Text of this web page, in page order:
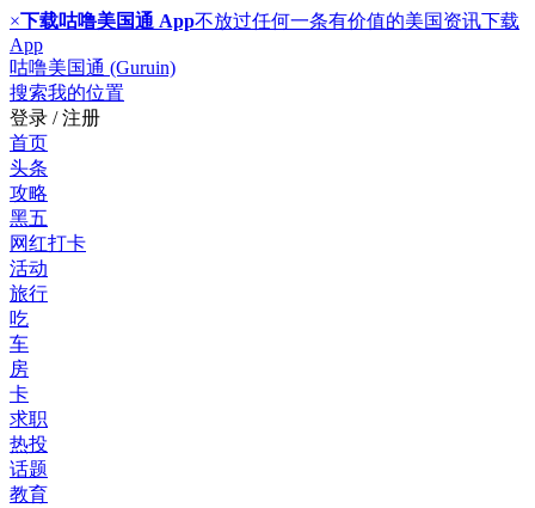
×下载咕噜美国通 App不放过任何一条有价值的美国资讯下载
App
咕噜美国通 (Guruin)
搜索我的位置
登录 / 注册
首页
头条
攻略
黑五
网红打卡
活动
旅行
吃
车
房
卡
求职
热投
话题
教育